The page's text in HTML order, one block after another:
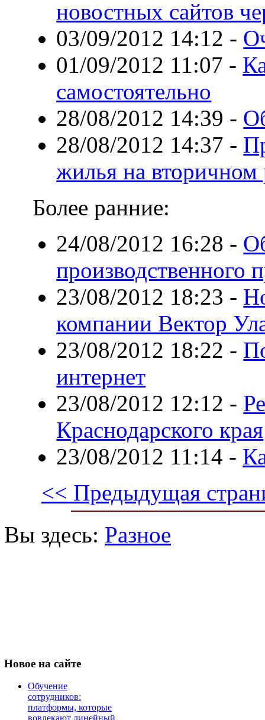
новостных сайтов
03/09/2012 14:12 -
01/09/2012 11:07 -
самостоятельно
28/08/2012 14:39 -
28/08/2012 14:37 -
жилья на вторичном
Более ранние:
24/08/2012 16:28 -
производственного
23/08/2012 18:23 -
компании Вектор
23/08/2012 18:22 -
интернет
23/08/2012 12:12 -
Краснодарского края
23/08/2012 11:14 -
<< Предыдущая
Вы здесь: Разное
Новое на сайте
Обучение
сотрудников:
платформы, которые